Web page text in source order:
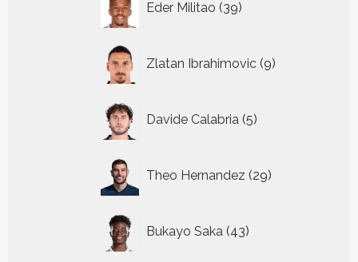
Eder Militao 39
producten
Zlatan Ibrahimovic 9
producten
Davide Calabria 5
producten
Theo Hernandez 29
producten
Bukayo Saka 43
producten